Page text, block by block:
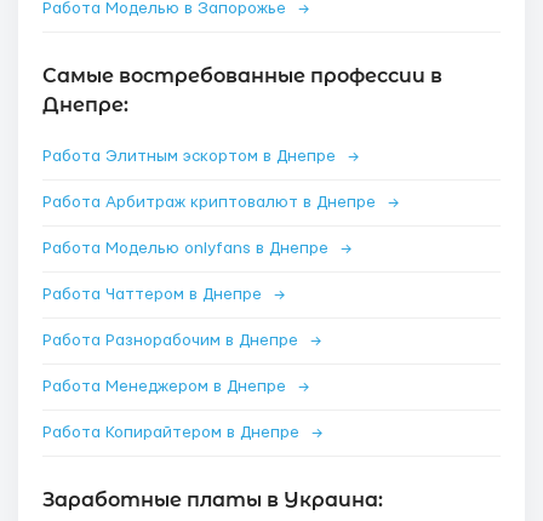
Работа Моделью в Запорожье →
Самые востребованные профессии в
Днепре:
Работа Элитным эскортом в Днепре →
Работа Арбитраж криптовалют в Днепре →
Работа Моделью onlyfans в Днепре →
Работа Чаттером в Днепре →
Работа Разнорабочим в Днепре →
Работа Менеджером в Днепре →
Работа Копирайтером в Днепре →
Заработные платы в Украина: